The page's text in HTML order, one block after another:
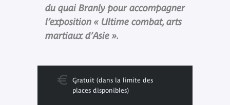
du quai Branly pour accompagner
l’exposition « Ultime combat, arts
martiaux d’Asie ».
Gratuit (dans la limite des
places disponibles)